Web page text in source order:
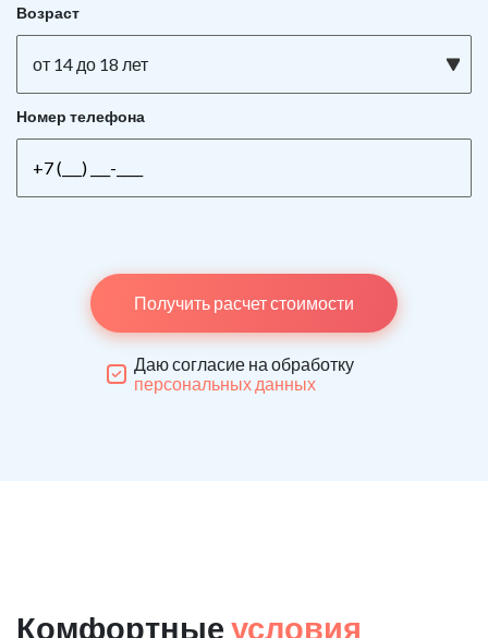
Возраст
от 14 до 18 лет
Номер телефона
Получить расчет стоимости
Даю согласие на обработку
персональных данных
Комфортные условия